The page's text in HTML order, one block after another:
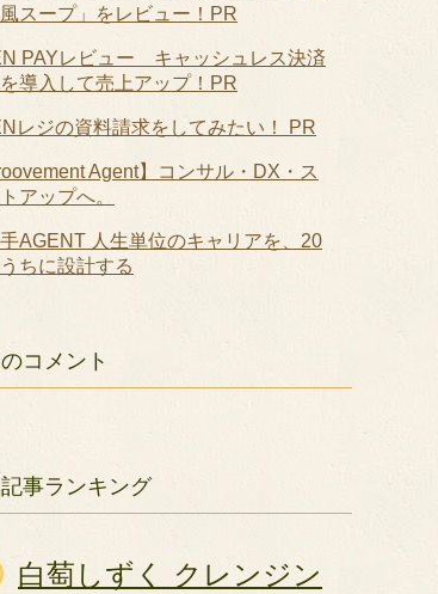
スープ」をレビュー！PR
PAYレビュー キャッシュレス決済
導入して売上アップ！PR
レジの資料請求をしてみたい！ PR
Agent】コンサル・DX・ス
アップへ。
AGENT 人生単位のキャリアを、20
ちに設計する
コメント
事ランキング
白萄しずく クレンジン